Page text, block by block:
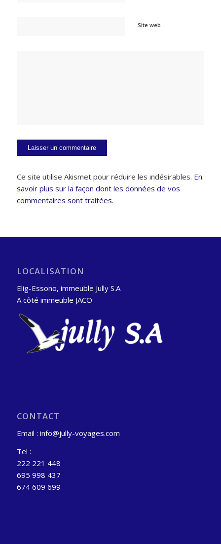
Site web
Ce site utilise Akismet pour réduire les indésirables. En
savoir plus sur la façon dont les données de vos
commentaires sont traitées.
LOCALISATION
Elig-Essono, immeuble Jully S.A
A côté immeuble JACO
CONTACT
Email : info@jully-voyages.com
Tel :
222 221 448
695 998 437
674 609 699